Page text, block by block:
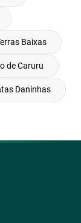
Baixas
de Caruru
Daninhas